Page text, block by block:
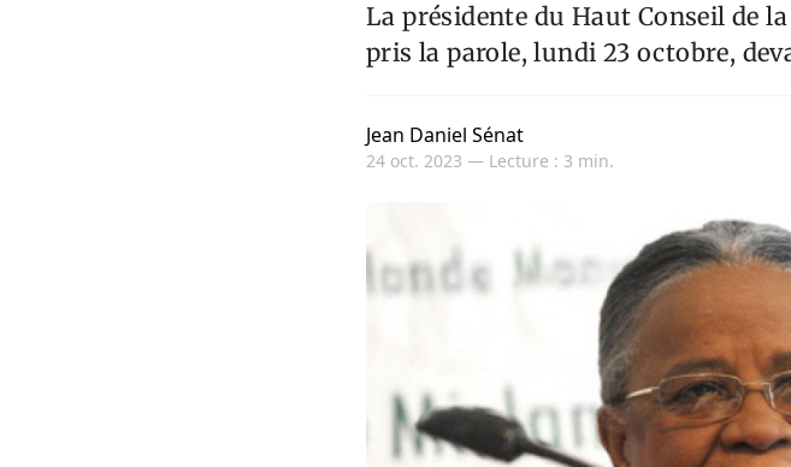
La présidente du Haut Conseil de
pris la parole, lundi 23 octobre,
Jean Daniel Sénat
24 oct. 2023 — Lecture : 3 min.